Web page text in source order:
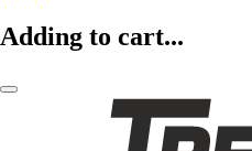
Adding to cart...